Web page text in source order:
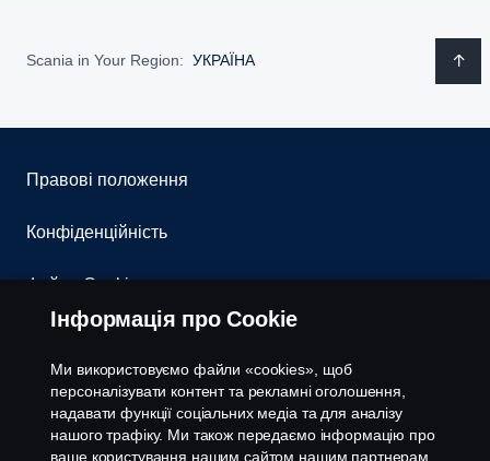
Scania in Your Region: УКРАЇНА
Правові положення
Конфіденційність
Файли Cookies
Контакти
Система повідомлення про порушення
Налаштування cookies
Інформація про Cookie
Ми використовуємо файли «cookies», щоб
персоналізувати контент та рекламні оголошення,
надавати функції соціальних медіа та для аналізу
нашого трафіку. Ми також передаємо інформацію про
ваше користування нашим сайтом нашим партнерам,